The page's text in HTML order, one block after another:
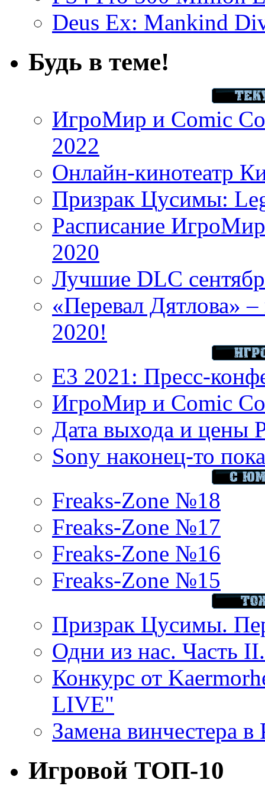
Deus Ex: Mankind
Будь в теме!
ИгроМир и Comic
2022
Онлайн-кинотеатр
Призрак Цусимы:
Расписание
2020
Лучшие DLC
«Перевал Дятлова»
2020!
E3 2021: Пресс-
ИгроМир и Comic
Дата выхода и цены
Sony наконец-то
Freaks-Zone №18
Freaks-Zone №17
Freaks-Zone №16
Freaks-Zone №15
Призрак Цусимы.
Одни из нас. Часть
Конкурс от
LIVE"
Замена винчестера
Игровой ТОП-10